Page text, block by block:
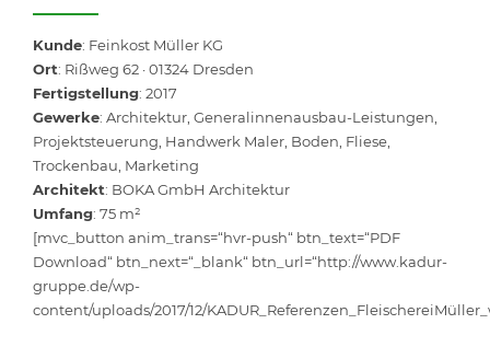
Kunde: Feinkost Müller KG
Ort: Rißweg 62 · 01324 Dresden
Fertigstellung: 2017
Gewerke: Architektur, Generalinnenausbau-Leistungen,
Projektsteuerung, Handwerk Maler, Boden, Fliese,
Trockenbau, Marketing
Architekt: BOKA GmbH Architektur
Umfang: 75 m²
[mvc_button anim_trans=“hvr-push“ btn_text=“PDF
Download“ btn_next=“_blank“ btn_url=“http://www.kadur-
gruppe.de/wp-
content/uploads/2017/12/